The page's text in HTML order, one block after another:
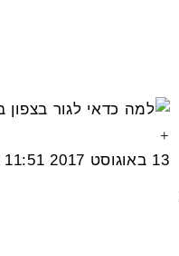
13 באוגוסט 2017 11:51